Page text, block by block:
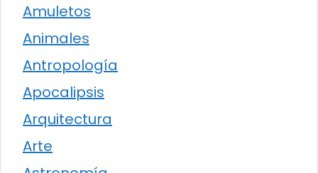
Amuletos
Animales
Antropología
Apocalipsis
Arquitectura
Arte